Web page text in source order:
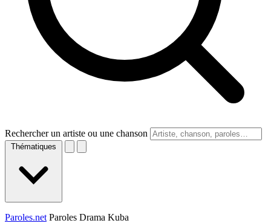
Rechercher un artiste ou une chanson
Thématiques
Paroles.net Paroles Drama Kuba